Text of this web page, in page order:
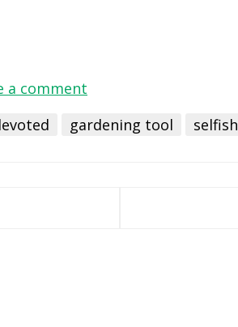
a comment
gardening tool selfish